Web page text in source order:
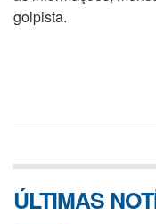
golpista.
ÚLTIMAS